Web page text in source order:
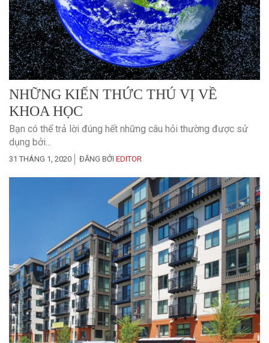
NHỮNG KIẾN THỨC THÚ VỊ VỀ
KHOA HỌC
Bạn có thể trả lời đúng hết những câu hỏi thường được sử
dụng bởi...
31 THÁNG 1, 2020 ĐĂNG BỞI EDITOR